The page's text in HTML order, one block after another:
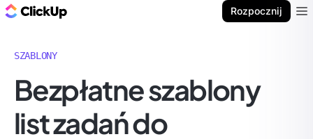
Rozpocznij
SZABLONY
Bezpłatne szablony
list zadań do